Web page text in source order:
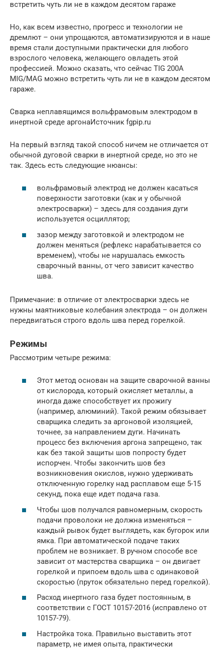
встретить чуть ли не в каждом десятом гараже
Но, как всем известно, прогресс и технологии не
дремлют – они упрощаются, автоматизируются и в наше
время стали доступными практически для любого
взрослого человека, желающего овладеть этой
профессией. Можно сказать, что сейчас TIG 200A
MIG/MAG можно встретить чуть ли не в каждом десятом
гараже.
Сварка неплавящимся вольфрамовым электродом в
инертной среде аргонаИсточник fgpip.ru
На первый взгляд такой способ ничем не отличается от
обычной дуговой сварки в инертной среде, но это не
так. Здесь есть следующие нюансы:
вольфрамовый электрод не должен касаться
поверхности заготовки (как и у обычной
электросварки) – здесь для создания дуги
используется осциллятор;
зазор между заготовкой и электродом не
должен меняться (рефлекс нарабатывается со
временем), чтобы не нарушалась емкость
сварочный ванны, от чего зависит качество
шва.
Примечание: в отличие от электросварки здесь не
нужны маятниковые колебания электрода – он должен
передвигаться строго вдоль шва перед горелкой.
Режимы
Рассмотрим четыре режима:
Этот метод основан на защите сварочной ванны
от кислорода, который окисляет металлы, а
иногда даже способствует их прожигу
(например, алюминий). Такой режим обязывает
сварщика следить за аргоновой изоляцией,
точнее, за направлением дуги. Начинать
процесс без включения аргона запрещено, так
как без такой защиты шов попросту будет
испорчен. Чтобы закончить шов без
возникновения окислов, нужно удерживать
отключенную горелку над расплавом еще 5-15
секунд, пока еще идет подача газа.
Чтобы шов получался равномерным, скорость
подачи проволоки не должна изменяться –
каждый рывок будет выглядеть, как бугорок или
ямка. При автоматической подаче таких
проблем не возникает. В ручном способе все
зависит от мастерства сварщика – он двигает
горелкой и припоем вдоль шва с одинаковой
скоростью (пруток обязательно перед горелкой).
Расход инертного газа будет постоянным, в
соответствии с ГОСТ 10157-2016 (исправлено от
10157-79).
Настройка тока. Правильно выставить этот
параметр, не имея опыта, практически